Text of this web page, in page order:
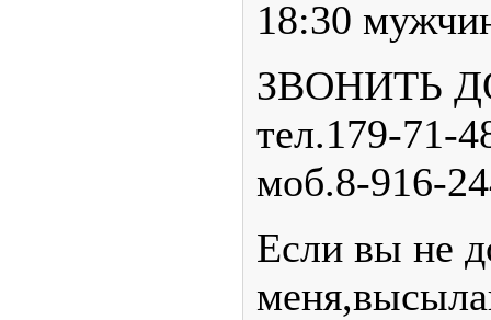
18:30
ЗВОНИТЬ
тел.179-71-
моб.8-916-
Если вы не